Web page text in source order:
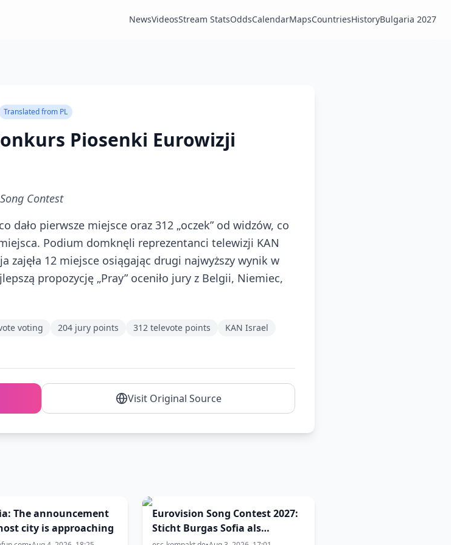
NewsVideosStream StatsOddsCalendarMapsCountriesHistoryBulgaria 2027
Translated from PL
Piosenki Eurowizji
Contest
dało pierwsze miejsce oraz 312 „oczek” od widzów, co
Podium domknęli reprezentanci telewizji KAN
zajęła 12 miejsce osiągając drugi najwyższy wynik w
propozycję „Pray” oceniło jury z Belgii, Niemiec,
voting 204 jury points 312 televote points
KAN Israel
Visit Original Source
The announcement
city is approaching
Eurovision Song Contest 2027:
Sticht Burgas Sofia als